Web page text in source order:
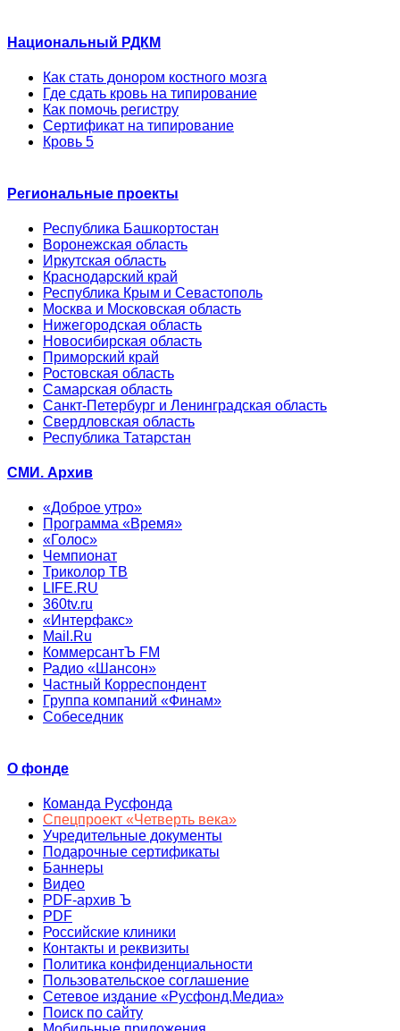
Национальный РДКМ
Как стать донором костного мозга
Где сдать кровь на типирование
Как помочь регистру
Сертификат на типирование
Кровь 5
Региональные проекты
Республика Башкортостан
Воронежская область
Иркутская область
Краснодарский край
Республика Крым и Севастополь
Москва и Московская область
Нижегородская область
Новосибирская область
Приморский край
Ростовская область
Самарская область
Санкт-Петербург и Ленинградская область
Свердловская область
Республика Татарстан
СМИ. Архив
«Доброе утро»
Программа «Время»
«Голос»
Чемпионат
Триколор ТВ
LIFE.RU
360tv.ru
«Интерфакс»
Mail.Ru
КоммерсантЪ FM
Радио «Шансон»
Частный Корреспондент
Группа компаний «Финам»
Собеседник
О фонде
Команда Русфонда
Спецпроект «Четверть века»
Учредительные документы
Подарочные сертификаты
Баннеры
Видео
PDF-архив Ъ
PDF
Российские клиники
Контакты и реквизиты
Политика конфиденциальности
Пользовательское соглашение
Сетевое издание «Русфонд.Медиа»
Поиск по сайту